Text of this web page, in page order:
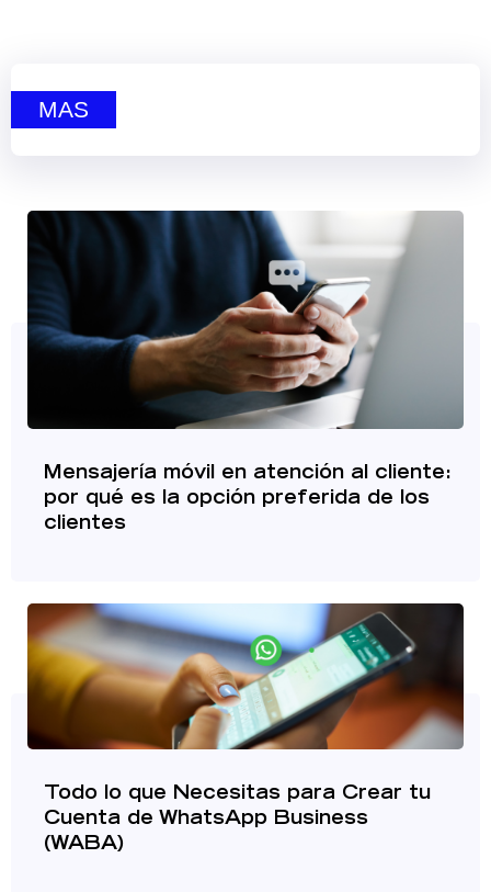
MAS
Mensajería móvil en atención al cliente:
por qué es la opción preferida de los
clientes
Todo lo que Necesitas para Crear tu
Cuenta de WhatsApp Business
(WABA)